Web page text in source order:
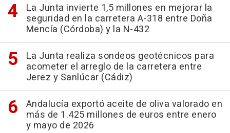
La Junta invierte 1,5 millones en mejorar la
seguridad en la carretera A-318 entre Doña
Mencía (Córdoba) y la N-432
La Junta realiza sondeos geotécnicos para
acometer el arreglo de la carretera entre
Jerez y Sanlúcar (Cádiz)
Andalucía exportó aceite de oliva valorado en
más de 1.425 millones de euros entre enero
y mayo de 2026